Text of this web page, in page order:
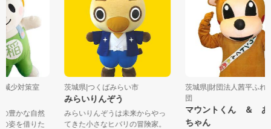
減少対策室
の豊かな自然
の姿を借りた
茨城県|つくばみらい市
みらいりんぞう
みらいりんぞうは未来からやっ
てきた小さなヒバリの冒険家。
茨城県|財団法人茜平ふ
団
マウントくん ＆
ちゃん